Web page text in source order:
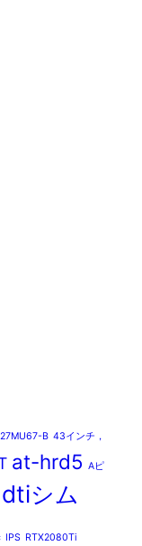
27MU67-B 43インチ，
at-hrd5 Aピ
dtiシム
IPS RTX2080Ti